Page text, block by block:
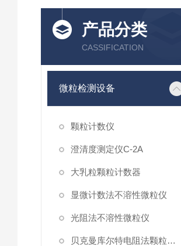
产品分类
CASSIFICATION
微粒检测设备
颗粒计数仪
澄清度测定仪C-2A
大乳粒颗粒计数器
显微计数法不溶性微粒仪
光阻法不溶性微粒仪
贝克曼库尔特电阻法颗粒计数器